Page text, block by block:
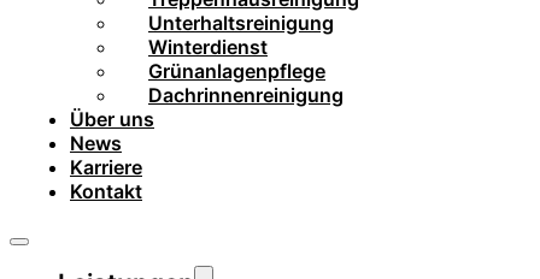
Unterhaltsreinigung
Winterdienst
Grünanlagenpflege
Dachrinnenreinigung
Über uns
News
Karriere
Kontakt